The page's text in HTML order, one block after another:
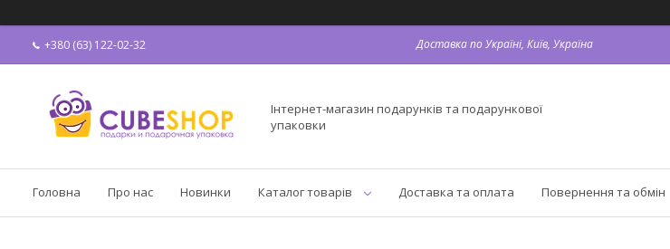
+380 (63) 122-02-32 Доставка по Україні, Київ, Україна
Інтернет-магазин подарунків та подарункової
упаковки
Головна Про нас Новинки Каталог товарів Доставка та оплата Повернення та обмін